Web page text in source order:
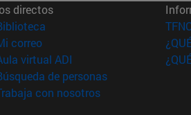
directos
(abre en nueva ventana)
correo(abre en nueva ventana)
virtual ADI (abre en nueva
de personas(abre en nueva
con nosotros(abre en nueva